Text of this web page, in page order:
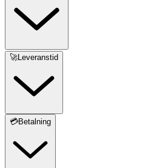
🚀Leveranstid
💳Betalning